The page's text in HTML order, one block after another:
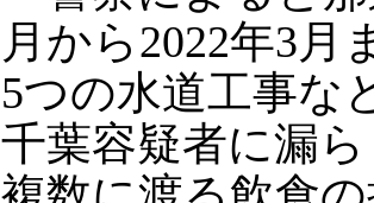
月から2022年3
5つの水道工事な
千葉容疑者に漏